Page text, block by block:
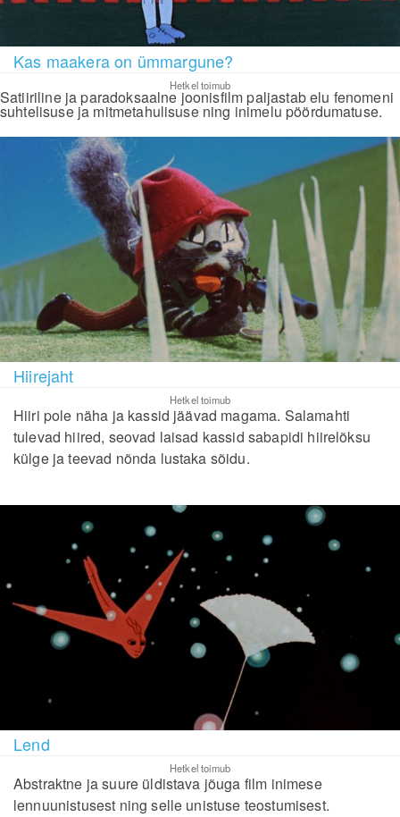
Kas maakera on ümmargune?
Hetkel toimub
Satiiriline ja paradoksaalne joonisfilm paljastab elu fenomeni
suhtelisuse ja mitmetahulisuse ning inimelu pöördumatuse.
Hiirejaht
Hetkel toimub
Hiiri pole näha ja kassid jäävad magama. Salamahti
tulevad hiired, seovad laisad kassid sabapidi hiirelõksu
külge ja teevad nõnda lustaka sõidu.
Lend
Hetkel toimub
Abstraktne ja suure üldistava jõuga film inimese
lennuunistusest ning selle unistuse teostumisest.